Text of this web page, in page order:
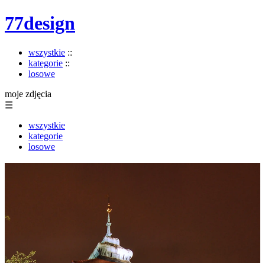
77design
wszystkie ::
kategorie ::
losowe
moje zdjęcia
☰
wszystkie
kategorie
losowe